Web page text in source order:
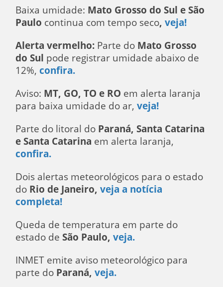
Baixa umidade: Mato Grosso do Sul e São
Paulo continua com tempo seco,veja!
Alerta vermelho: Parte do Mato Grosso
do Sul pode registrar umidade abaixo de
12%, confira.
Aviso: MT, GO, TO e RO em alerta laranja
para baixa umidade do ar, veja!
Parte do litoral do Paraná, Santa Catarina
e Santa Catarina em alerta laranja,
confira.
Dois alertas meteorológicos para o estado
do Rio de Janeiro,veja a notícia
completa!
Queda de temperatura em parte do
estado de São Paulo,veja.
INMET emite aviso meteorológico para
parte do Paraná,veja.